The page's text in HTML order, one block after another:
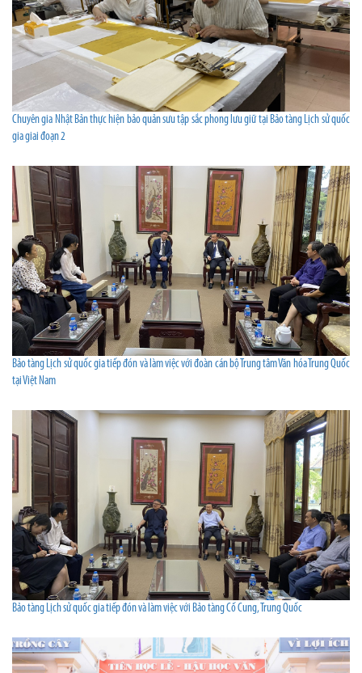
Chuyên gia Nhật Bản thực hiện bảo quản sưu tập sắc phong lưu giữ tại Bảo tàng Lịch sử quốc
gia giai đoạn 2
Bảo tàng Lịch sử quốc gia tiếp đón và làm việc với đoàn cán bộ Trung tâm Văn hóa Trung Quốc
tại Việt Nam
Bảo tàng Lịch sử quốc gia tiếp đón và làm việc với Bảo tàng Cố Cung, Trung Quốc